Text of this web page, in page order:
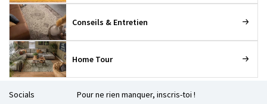
Conseils & Entretien
Home Tour
Socials Pour ne rien manquer, inscris-toi !